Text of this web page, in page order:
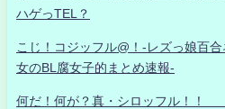
ハゲっTEL？
こじ！コジッフル@！-レズっ娘百
女のBL腐女子的まとめ速報-
何だ！何が？真・シロッフル！